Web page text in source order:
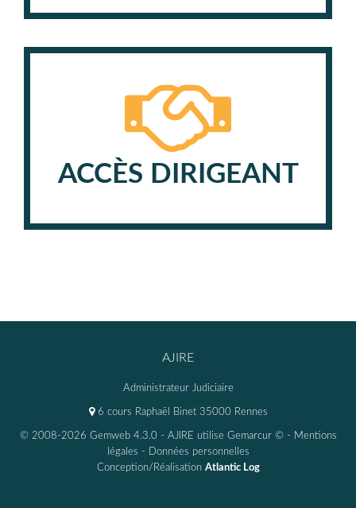
ACCÈS DIRIGEANT
AJIRE
Administrateur Judiciaire
6 cours Raphaël Binet 35000 Rennes
© 2008-2026 Gemweb 4.3.0 - AJIRE utilise Gemarcur © - Mentions
légales - Données personnelles
Conception/Réalisation Atlantic Log